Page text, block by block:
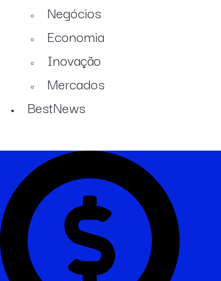
Negócios
Economia
Inovação
Mercados
BestNews